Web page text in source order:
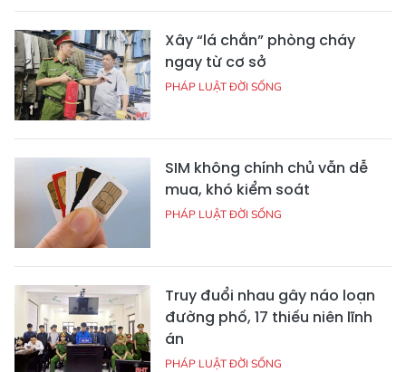
Xây “lá chắn” phòng cháy
ngay từ cơ sở
PHÁP LUẬT ĐỜI SỐNG
SIM không chính chủ vẫn dễ
mua, khó kiểm soát
PHÁP LUẬT ĐỜI SỐNG
Truy đuổi nhau gây náo loạn
đường phố, 17 thiếu niên lĩnh
án
PHÁP LUẬT ĐỜI SỐNG